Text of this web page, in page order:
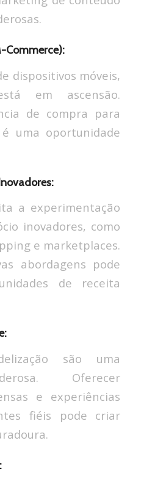
Commerce):
dispositivos móveis,
em ascensão.
de compra para
uma oportunidade
a experimentação
inovadores, como
e marketplaces.
abordagens pode
de receita
são uma
Oferecer
e experiências
fiéis pode criar